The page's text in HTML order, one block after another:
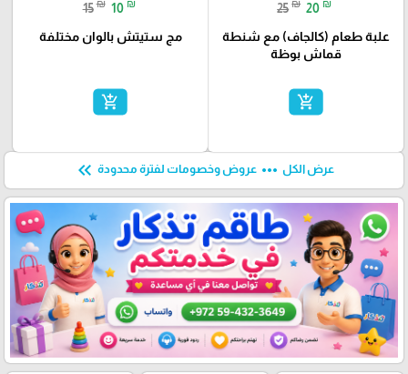
25 ₪ 20 ₪
علبة طعام (كالجاف) مع شنطة
قماش بوظة
add_shopping_cart
15 ₪ 10 ₪
مج ستيتش بالوان مختلفة
add_shopping_cart
عرض الكل more_horiz عروض وخصومات لفترة محدودة keyboard_double_arrow_left